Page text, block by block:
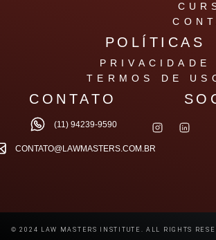
POLÍTICAS
PRIVACIDADE
TERMOS DE
CONTATO
(11) 94239-9590
CONTATO@LAWMASTERS.COM.BR
© 2024 LAW MASTERS INSTITUTE. ALL RIGHTS